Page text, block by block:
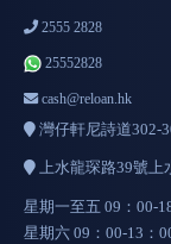
2555 2828
25552828
cash@reloan.hk
灣仔軒尼詩道302-
上水龍琛路39號上
星期一至五 09：00-
星期六 09：00-13：